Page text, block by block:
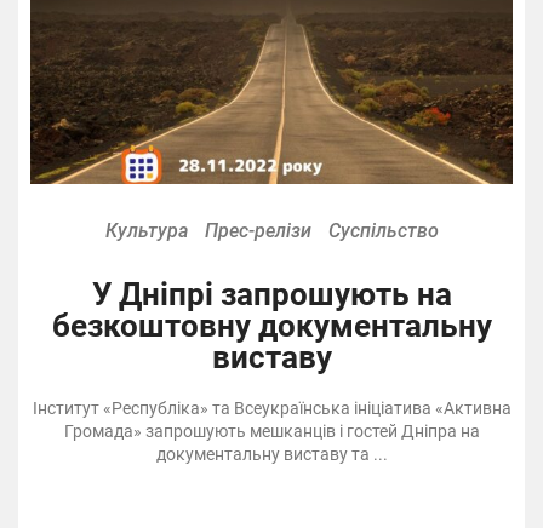
Культура Прес-релізи Суспільство
У Дніпрі запрошують на
безкоштовну документальну
виставу
Інститут «Республіка» та Всеукраїнська ініціатива «Активна
Громада» запрошують мешканців і гостей Дніпра на
документальну виставу та ...